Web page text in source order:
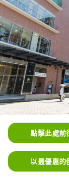
點擊此處前
以最優惠